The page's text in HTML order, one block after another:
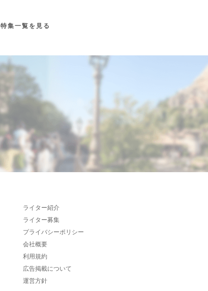
特集一覧を見る
ライター紹介
ライター募集
プライバシーポリシー
会社概要
利用規約
広告掲載について
運営方針